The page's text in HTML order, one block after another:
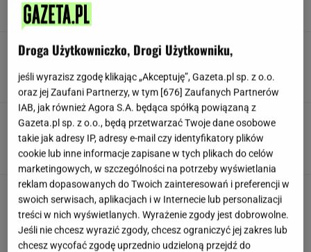
Nowe zdjęcie Johna Goodmana trafiło do
sieci. Aktor schudł 90 kg
Gawryluk reaguje na krytykę po debacie u
Nawrockiego. Co na to Polsat?
Droga Użytkowniczko, Drogi Użytkowniku,
jeśli wyrazisz zgodę klikając „Akceptuję”, Gazeta.pl sp. z o.o.
oraz jej Zaufani Partnerzy, w tym [676] Zaufanych Partnerów
IAB, jak również Agora S.A. będąca spółką powiązaną z
Gazeta.pl sp. z o.o., będą przetwarzać Twoje dane osobowe
takie jak adresy IP, adresy e-mail czy identyfikatory plików
cookie lub inne informacje zapisane w tych plikach do celów
marketingowych, w szczególności na potrzeby wyświetlania
reklam dopasowanych do Twoich zainteresowań i preferencji w
swoich serwisach, aplikacjach i w Internecie lub personalizacji
treści w nich wyświetlanych. Wyrażenie zgody jest dobrowolne.
Jeśli nie chcesz wyrazić zgody, chcesz ograniczyć jej zakres lub
chcesz wycofać zgodę uprzednio udzieloną przejdź do